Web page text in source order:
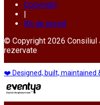
Copyright
|
Kit de presă
© Copyright 2026 Consiliul
rezervate
❤️ Designed, built, maintained